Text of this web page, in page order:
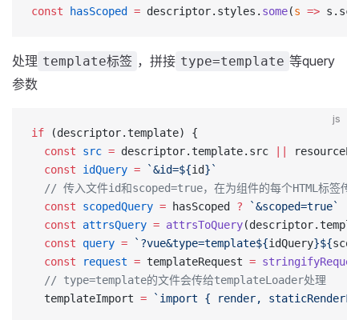
const hasScoped = descriptor.styles. some(s =>
处理 template标签 ，拼接 type=template 等query
参数
js
if (descriptor.template) {
  const
src = descriptor.template.src
  const
idQuery = `&id=${id}`
// 传入文件id和scoped=true，在为组件的每个HTML标签传
  const
scopedQuery = hasScoped ? `&scoped=true`
  const
attrsQuery = attrsToQuery
  const
query = `?vue&type=template${idQuery}${
  const
request = templateRequest =
  // type=template的文件会传给templateLoader处理
  templateImport
= `import { render,